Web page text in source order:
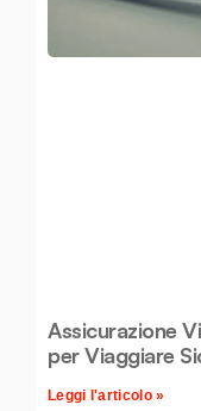
Assicurazione
per Viaggiare
Leggi l'articolo »